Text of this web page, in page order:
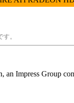
。
an Impress Group